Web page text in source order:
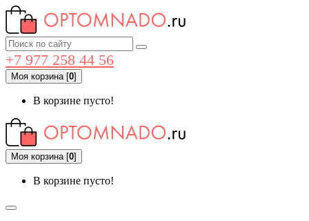
+7 977 258 44 56
Моя корзина[0]
В корзине пусто!
Моя корзина[0]
В корзине пусто!